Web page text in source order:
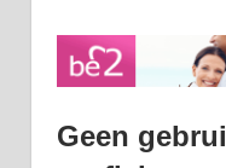
Geen